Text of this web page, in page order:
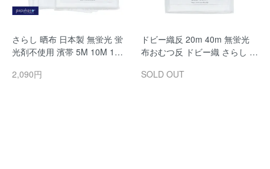
さらし 晒布 日本製 無蛍光 蛍
光剤不使用 濱帯 5M 10M 1反
刺し子 晒し 料理用 妊婦帯 腹
2,090円
ドビー織反 20m 40m 無蛍光
布おむつ反 ドビー織 さらし 濱
布 日本製 腹帯 抱っこ おんぶ
SOLD OUT